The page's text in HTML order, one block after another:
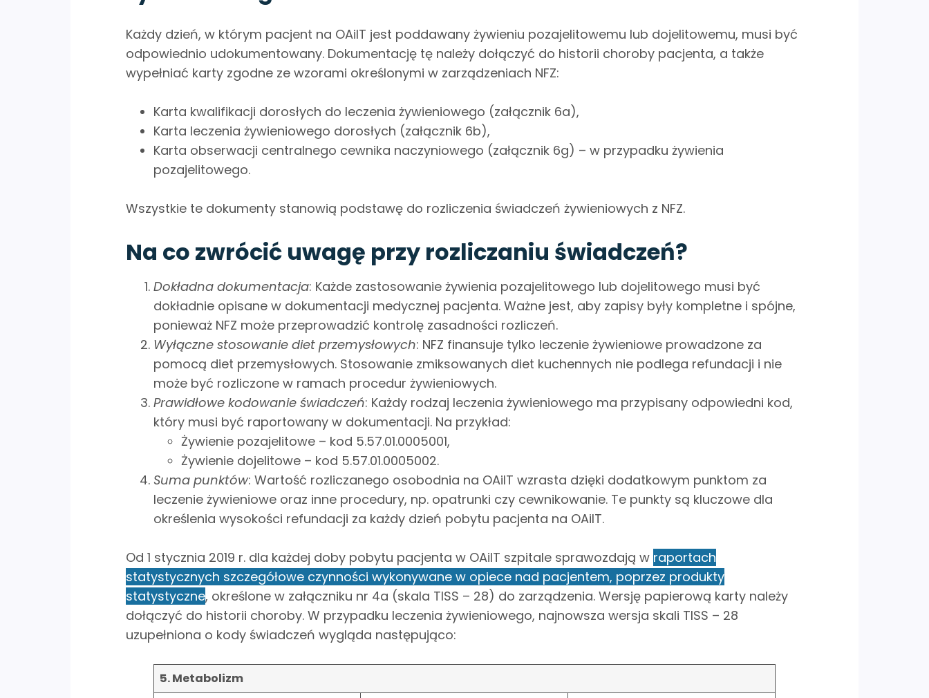
Każdy dzień, w którym pacjent na OAiIT jest poddawany żywieniu pozajelitowemu lub dojelitowemu, musi być
odpowiednio udokumentowany. Dokumentację tę należy dołączyć do historii choroby pacjenta, a także
wypełniać karty zgodne ze wzorami określonymi w zarządzeniach NFZ:
Karta kwalifikacji dorosłych do leczenia żywieniowego (załącznik 6a),
Karta leczenia żywieniowego dorosłych (załącznik 6b),
Karta obserwacji centralnego cewnika naczyniowego (załącznik 6g) – w przypadku żywienia
pozajelitowego.
Wszystkie te dokumenty stanowią podstawę do rozliczenia świadczeń żywieniowych z NFZ.
Na co zwrócić uwagę przy rozliczaniu świadczeń?
Dokładna dokumentacja: Każde zastosowanie żywienia pozajelitowego lub dojelitowego musi być
dokładnie opisane w dokumentacji medycznej pacjenta. Ważne jest, aby zapisy były kompletne i spójne,
ponieważ NFZ może przeprowadzić kontrolę zasadności rozliczeń.
Wyłączne stosowanie diet przemysłowych: NFZ finansuje tylko leczenie żywieniowe prowadzone za
pomocą diet przemysłowych. Stosowanie zmiksowanych diet kuchennych nie podlega refundacji i nie
może być rozliczone w ramach procedur żywieniowych.
Prawidłowe kodowanie świadczeń: Każdy rodzaj leczenia żywieniowego ma przypisany odpowiedni kod,
który musi być raportowany w dokumentacji. Na przykład:
Żywienie pozajelitowe – kod 5.57.01.0005001,
Żywienie dojelitowe – kod 5.57.01.0005002.
Suma punktów: Wartość rozliczanego osobodnia na OAiIT wzrasta dzięki dodatkowym punktom za
leczenie żywieniowe oraz inne procedury, np. opatrunki czy cewnikowanie. Te punkty są kluczowe dla
określenia wysokości refundacji za każdy dzień pobytu pacjenta na OAiIT.
Od 1 stycznia 2019 r. dla każdej doby pobytu pacjenta w OAiIT szpitale sprawozdają w raportach
statystycznych szczegółowe czynności wykonywane w opiece nad pacjentem, poprzez produkty
statystyczne, określone w załączniku nr 4a (skala TISS – 28) do zarządzenia. Wersję papierową karty należy
dołączyć do historii choroby. W przypadku leczenia żywieniowego, najnowsza wersja skali TISS – 28
uzupełniona o kody świadczeń wygląda następująco:
5. Metabolizm